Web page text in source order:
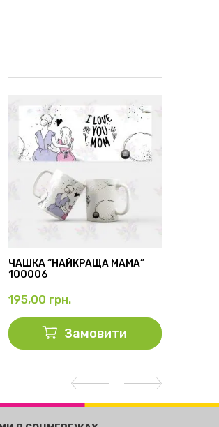
ЧАШКА “НАЙКРАЩА МАМА”
100006
195,00 грн.
Замовити